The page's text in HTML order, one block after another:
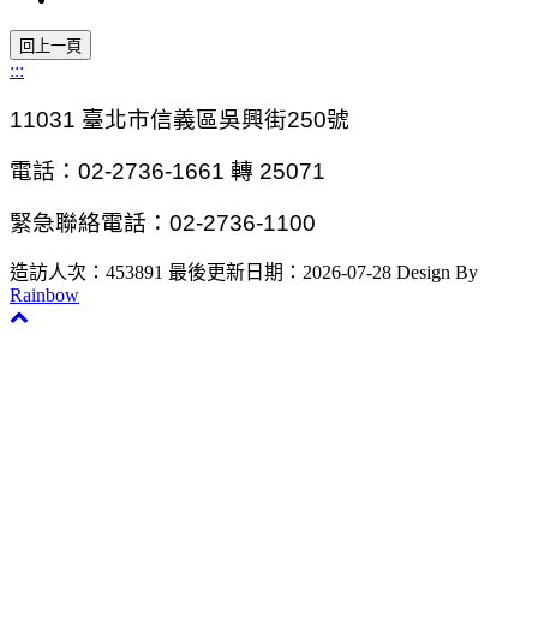
:::
11031 臺北市信義區吳興街250號
電話：02-2736-1661 轉 25071
緊急聯絡電話：02-2736-1100
造訪人次：453891 最後更新日期：2026-07-28 Design By
Rainbow